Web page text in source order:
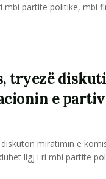
mbi partitë politike, mbi
tryezë
e
diskuton miratimin e
ligj i ri mbi partitë